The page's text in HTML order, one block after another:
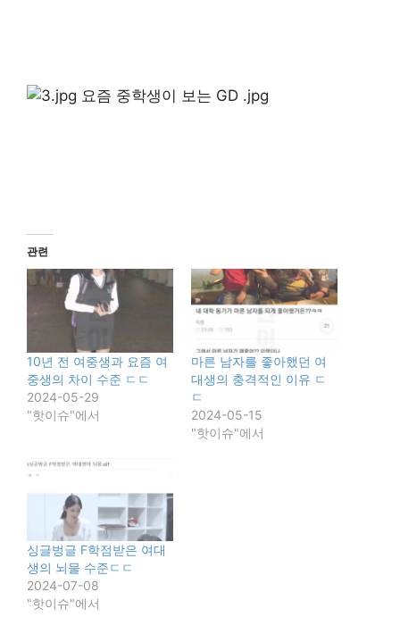
관련
10년 전 여중생과 요즘 여
중생의 차이 수준 ㄷㄷ
2024-05-29
"핫이슈"에서
마른 남자를 좋아했던 여
대생의 충격적인 이유 ㄷ
ㄷ
2024-05-15
"핫이슈"에서
싱글벙글 F학점받은 여대
생의 뇌물 수준ㄷㄷ
2024-07-08
"핫이슈"에서